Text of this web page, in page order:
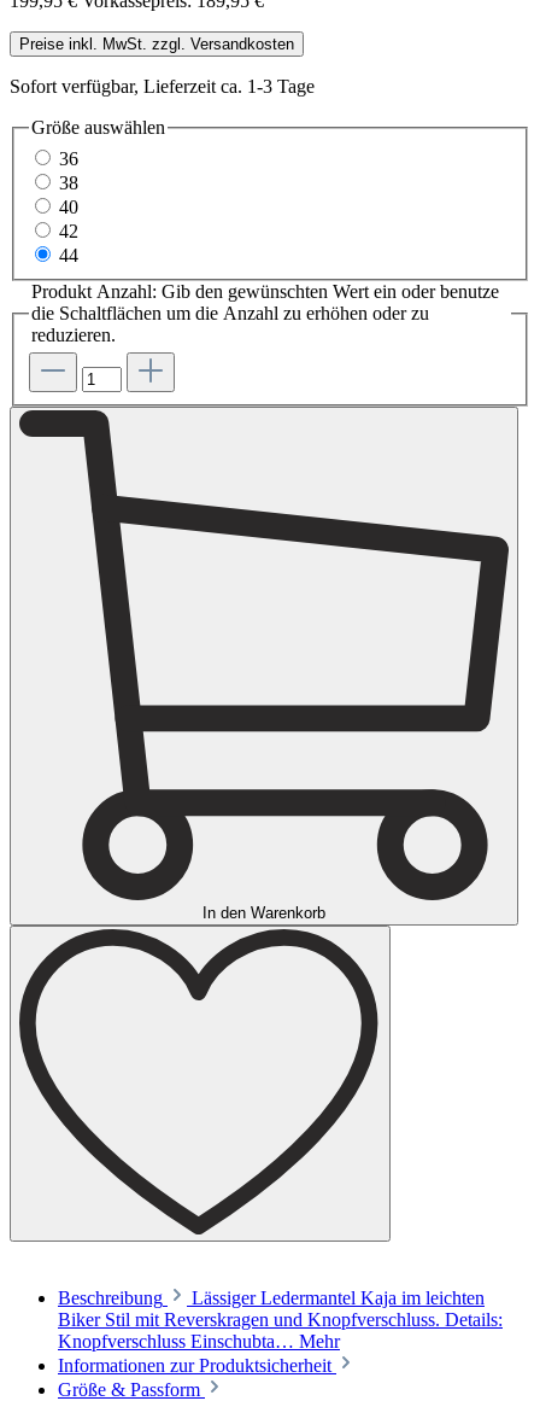
Preise inkl. MwSt. zzgl. Versandkosten
Sofort verfügbar, Lieferzeit ca. 1-3 Tage
Größe auswählen
36
38
40
42
44
Produkt Anzahl: Gib den gewünschten Wert ein oder benutze
die Schaltflächen um die Anzahl zu erhöhen oder zu
reduzieren.
In den Warenkorb
Beschreibung
Lässiger Ledermantel Kaja im leichten
Biker Stil mit Reverskragen und Knopfverschluss. Details:
Knopfverschluss Einschubta… Mehr
Informationen zur Produktsicherheit
Größe & Passform